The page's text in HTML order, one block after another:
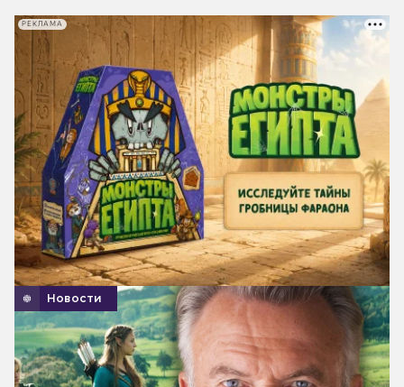
Новости
РЕКЛАМА